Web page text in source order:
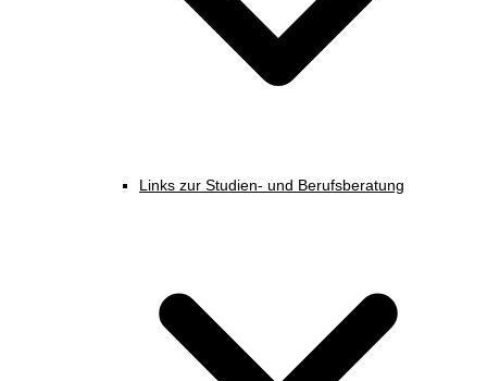
Links zur Studien- und Berufsberatung